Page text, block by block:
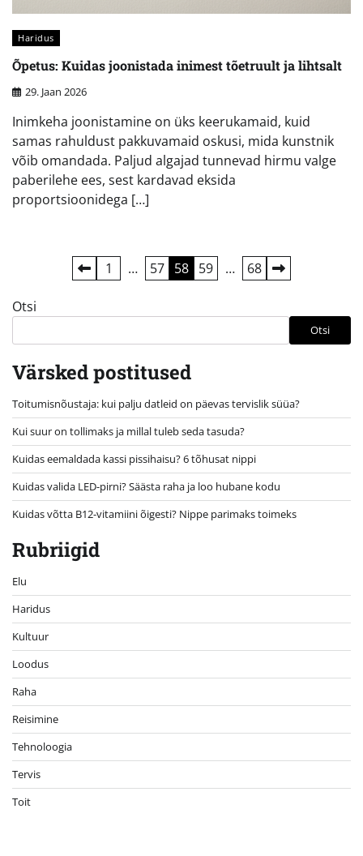
Haridus
Õpetus: Kuidas joonistada inimest tõetruult ja lihtsalt
29. Jaan 2026
Inimkeha joonistamine on üks keerukamaid, kuid
samas rahuldust pakkuvamaid oskusi, mida kunstnik
võib omandada. Paljud algajad tunnevad hirmu valge
paberilehe ees, sest kardavad eksida
proportsioonidega […]
Postituste
leheküljendus
1 … 57 58 59 … 68
Otsi
Otsi
Värsked postitused
Toitumisnõustaja: kui palju datleid on päevas tervislik süüa?
Kui suur on tollimaks ja millal tuleb seda tasuda?
Kuidas eemaldada kassi pissihaisu? 6 tõhusat nippi
Kuidas valida LED-pirni? Säästa raha ja loo hubane kodu
Kuidas võtta B12-vitamiini õigesti? Nippe parimaks toimeks
Rubriigid
Elu
Haridus
Kultuur
Loodus
Raha
Reisimine
Tehnoloogia
Tervis
Toit